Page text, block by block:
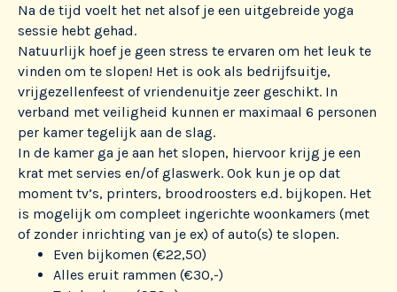
Na de tijd voelt het net alsof je een uitgebreide yoga
sessie hebt gehad.
Natuurlijk hoef je geen stress te ervaren om het leuk te
vinden om te slopen! Het is ook als bedrijfsuitje,
vrijgezellenfeest of vriendenuitje zeer geschikt. In
verband met veiligheid kunnen er maximaal 6 personen
per kamer tegelijk aan de slag.
In de kamer ga je aan het slopen, hiervoor krijg je een
krat met servies en/of glaswerk. Ook kun je op dat
moment tv’s, printers, broodroosters e.d. bijkopen. Het
is mogelijk om compleet ingerichte woonkamers (met
of zonder inrichting van je ex) of auto(s) te slopen.
Even bijkomen (€22,50)
Alles eruit rammen (€30,-)